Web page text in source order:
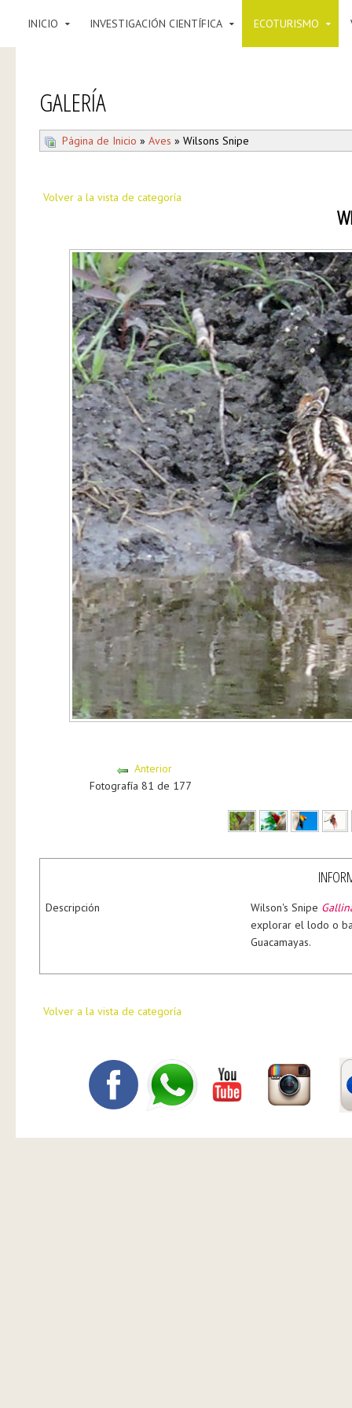
INICIO INVESTIGACIÓN CIENTÍFICA ECOTURISMO
GALERÍA
Página de Inicio » Aves » Wilsons Snipe
Volver a la vista de categoría
Anterior
Fotografía 81 de 177
Descripción Wilson's Snipe
explorar el lodo o
Guacamayas.
Volver a la vista de categoría